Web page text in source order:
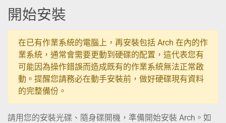
開始安裝
在已有作業系統的電腦上，再安裝包括 Arch 在內的作
業系統，通常會需要更動到硬碟的配置，這代表您有
可能因為操作錯誤而造成既有的作業系統無法正常啟
動。提醒您請務必在動手安裝前，做好硬碟現有資料
的完整備份。
請用您的安裝光碟、隨身碟開機，準備開始安裝 Arch。如